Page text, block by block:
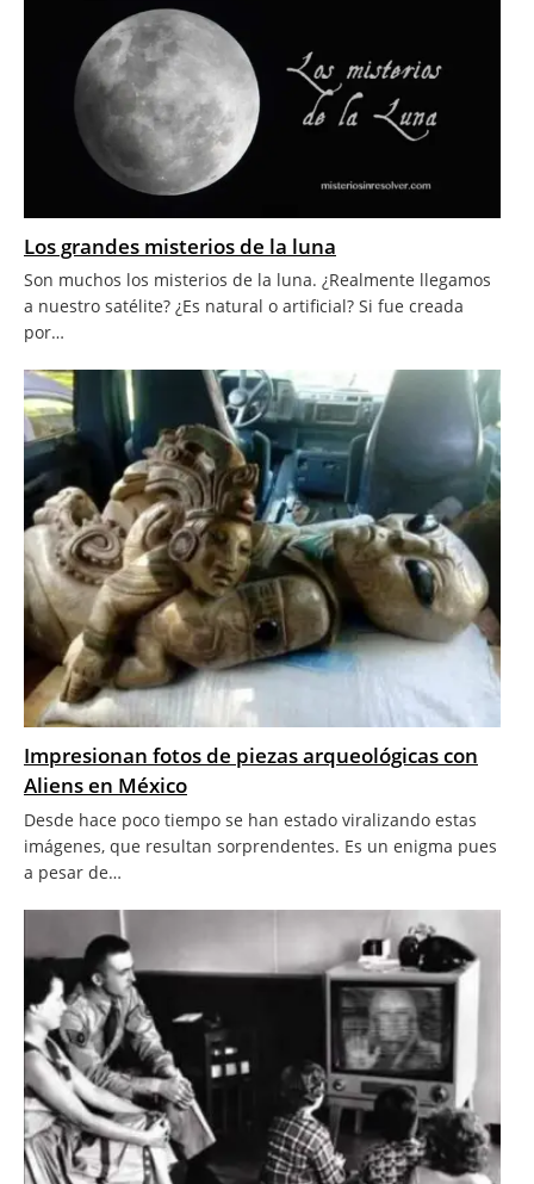
Los grandes misterios de la luna
Son muchos los misterios de la luna. ¿Realmente llegamos
a nuestro satélite? ¿Es natural o artificial? Si fue creada
por…
Impresionan fotos de piezas arqueológicas con
Aliens en México
Desde hace poco tiempo se han estado viralizando estas
imágenes, que resultan sorprendentes. Es un enigma pues
a pesar de…